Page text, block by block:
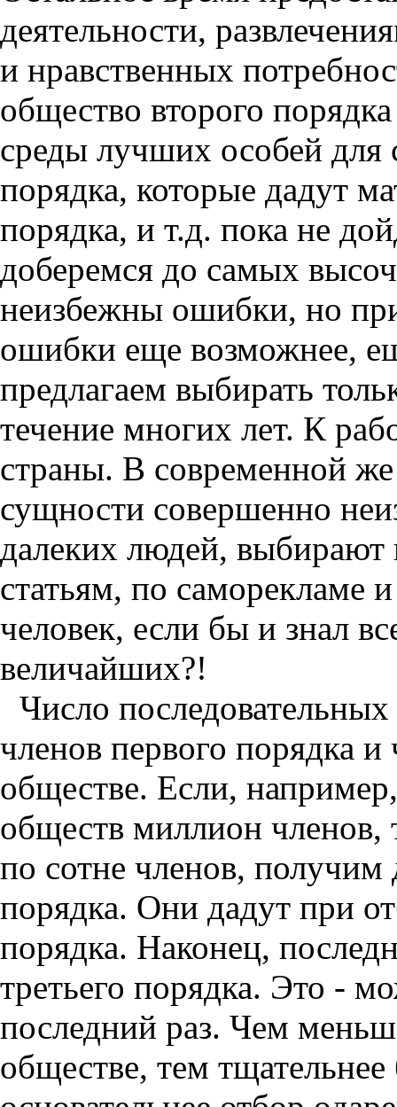
деятельности,
и нравственных
общество второго
среды лучших особей для
порядка, которые дадут
порядка, и т.д. пока не
доберемся до самых
неизбежны ошибки, но
ошибки еще возможнее,
предлагаем выбирать
течение многих лет. К
страны. В современной
сущности совершенно
далеких людей, выбирают
статьям, по саморекламе
человек, если бы и знал
величайших?!
Число
членов первого порядка
обществе. Если,
обществ миллион членов,
по сотне членов, получим
порядка. Они дадут при
порядка. Наконец,
третьего порядка. Это -
последний раз. Чем
обществе, тем